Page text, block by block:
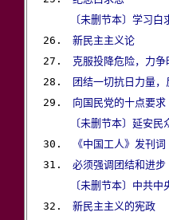
〔未删节本〕学习白
26. 新民主主义论
27. 克服投降危险，力争
28.
团结一切抗日力量
29. 向国民党的十点要求
〔未删节本〕延安
30.
《中国工人》发刊词
31. 必须强调团结和进步
〔未删节本〕中共
32. 新民主主义的宪政